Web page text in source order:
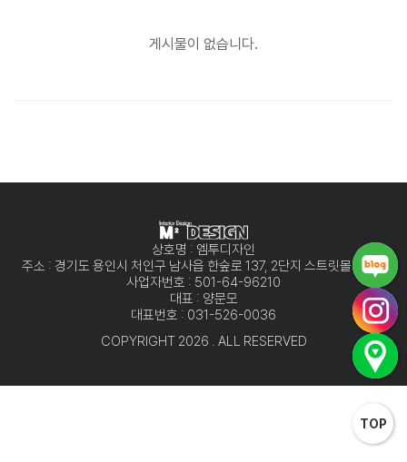
TOP
게시물이 없습니다.
상호명 : 엠투디자인
주소 : 경기도 용인시 처인구 남사읍 한숲로 137, 2단지 스트릿몰 101호
사업자번호 : 501-64-96210
대표 : 양문모
대표번호 : 031-526-0036
COPYRIGHT 2026 . ALL RESERVED